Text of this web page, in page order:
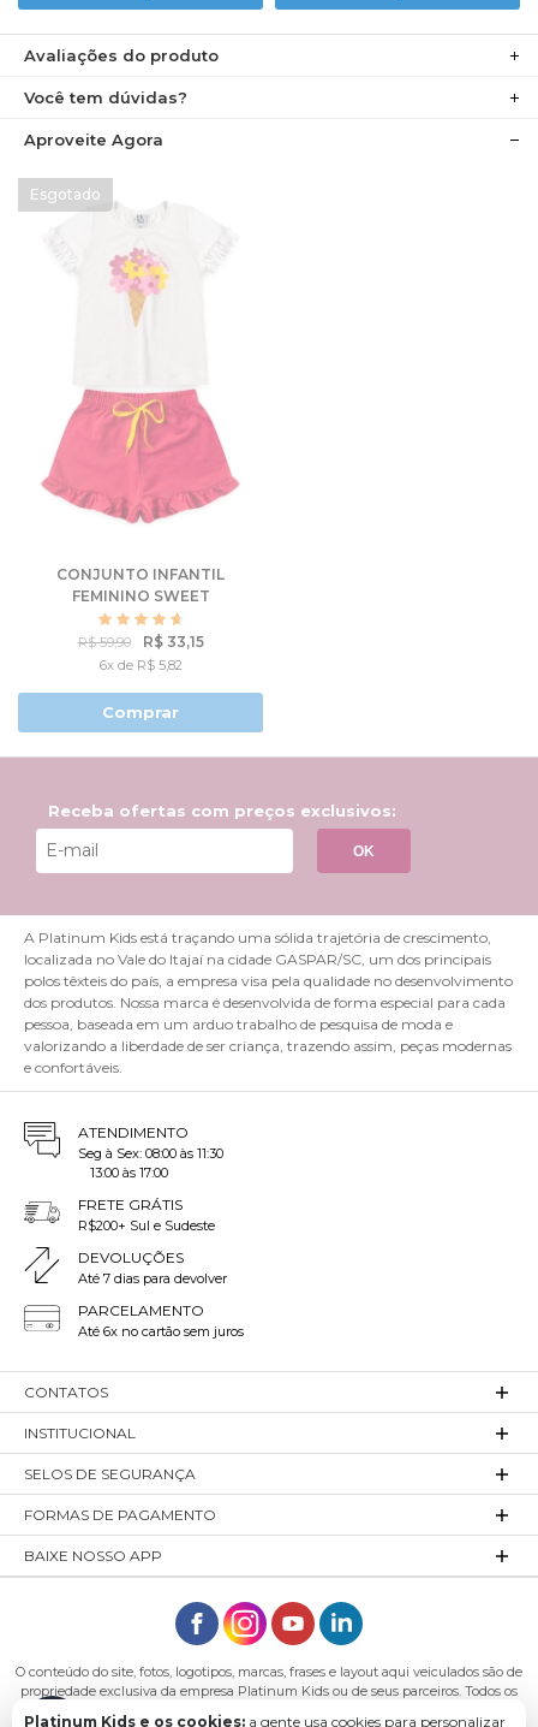
Avaliações do produto
Você tem dúvidas?
Aproveite Agora
CONJUNTO INFANTIL
FEMININO SWEET
FLOWERS
R$ 59,90 R$ 33,15
6x de R$ 5,82
Comprar
Receba ofertas com preços exclusivos:
OK
A Platinum Kids está traçando uma sólida trajetória de crescimento,
localizada no Vale do Itajaí na cidade GASPAR/SC, um dos principais
polos têxteis do país, a empresa visa pela qualidade no desenvolvimento
dos produtos. Nossa marca é desenvolvida de forma especial para cada
pessoa, baseada em um arduo trabalho de pesquisa de moda e
valorizando a liberdade de ser criança, trazendo assim, peças modernas
e confortáveis.
ATENDIMENTO
Seg à Sex: 08:00 às 11:30
13:00 às 17:00
FRETE GRÁTIS
R$200+ Sul e Sudeste
DEVOLUÇÕES
Até 7 dias para devolver
PARCELAMENTO
Até 6x no cartão sem juros
CONTATOS
INSTITUCIONAL
SELOS DE SEGURANÇA
FORMAS DE PAGAMENTO
BAIXE NOSSO APP
O conteúdo do site, fotos, logotipos, marcas, frases e layout aqui veiculados são de
propriedade exclusiva da empresa Platinum Kids ou de seus parceiros. Todos os
direitos reservados. Platinum Kids - Platinum Indústria de Confecções LTDA -
Platinum Kids e os cookies: a gente usa cookies para personalizar